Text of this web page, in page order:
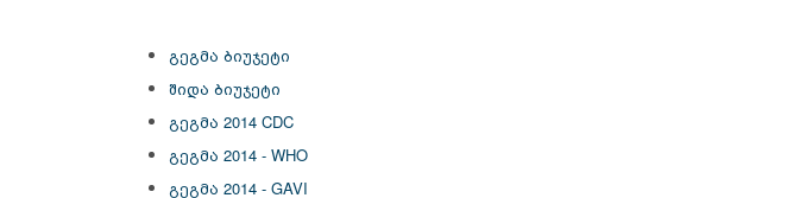
გეგმა ბიუჯეტი
შიდა ბიუჯეტი
გეგმა 2014 CDC
გეგმა 2014 - WHO
გეგმა 2014 - GAVI